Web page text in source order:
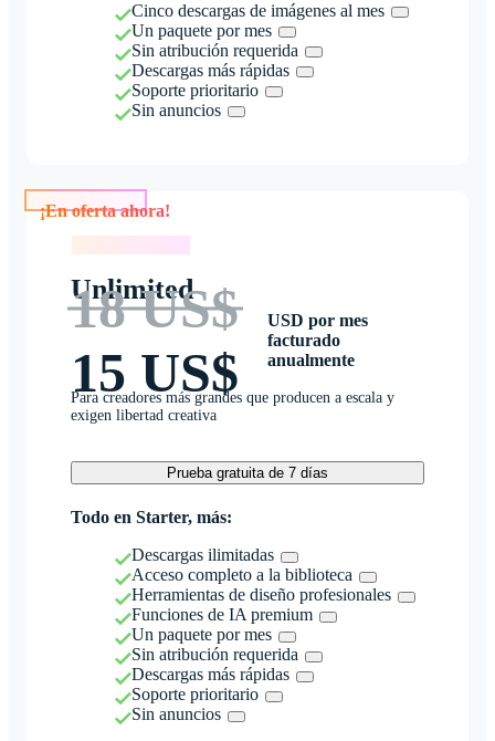
Cinco descargas de imágenes al mes
Un paquete por mes
Sin atribución requerida
Descargas más rápidas
Soporte prioritario
Sin anuncios
Unlimited
18 US$
15 US$
USD por mes
facturado
anualmente
Para creadores más grandes que producen a escala y
exigen libertad creativa
Prueba gratuita de 7 días
Todo en Starter, más:
Descargas ilimitadas
Acceso completo a la biblioteca
Herramientas de diseño profesionales
Funciones de IA premium
Un paquete por mes
Sin atribución requerida
Descargas más rápidas
Soporte prioritario
Sin anuncios